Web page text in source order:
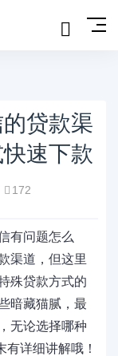
贷款渠
速下款
172
有问题怎么
渠道，但这里
殊贷款方式的
暗藏猫腻，最
无论选择哪种
详细讲解哦！